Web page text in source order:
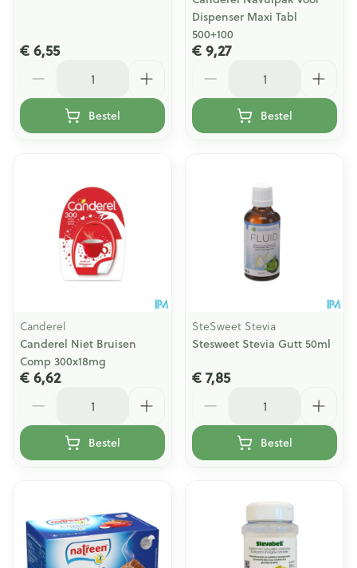
€ 6,55
Bestel
Dispenser Maxi Tabl
500+100
€ 9,27
Bestel
Canderel
Canderel Niet Bruisen
Comp 300x18mg
€ 6,62
Bestel
SteSweet Stevia
Stesweet Stevia Gutt 50ml
€ 7,85
Bestel